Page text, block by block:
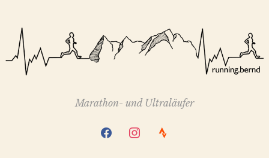
Marathon- und Ultraläufer
facebookinstagram
strava